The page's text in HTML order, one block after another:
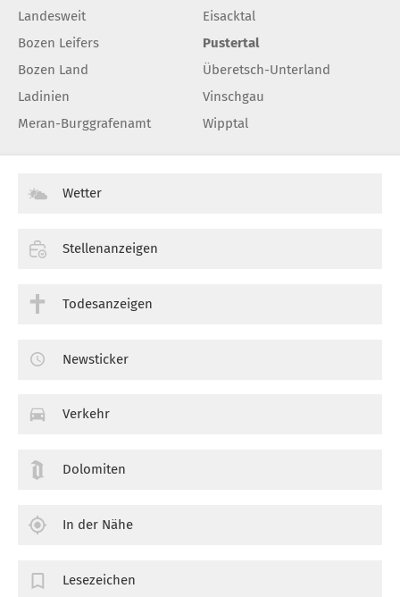
Landesweit
Bozen Leifers
Bozen Land
Ladinien
Meran-Burggrafenamt
Eisacktal
Pustertal
Überetsch-Unterland
Vinschgau
Wipptal
Wetter
Stellenanzeigen
Todesanzeigen
Newsticker
Verkehr
Dolomiten
In der Nähe
Lesezeichen